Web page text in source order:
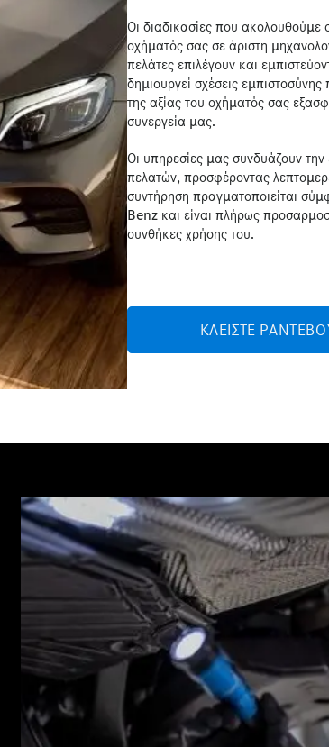
Οι διαδικασίες που
οχήματός σας σε άριστη
πελάτες επιλέγουν και
δημιουργεί σχέσεις
της αξίας του οχήματός σας
συνεργεία μας.
Οι υπηρεσίες μας συνδυάζουν
πελατών, προσφέροντας
συντήρηση πραγματοποιείται
Benz και είναι πλήρως
συνθήκες χρήσης του.
ΚΛΕΊΣΤΕ